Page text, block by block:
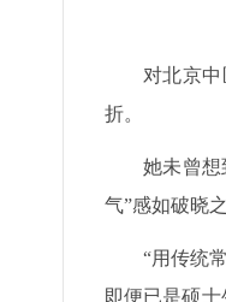
对北京
折。
她未曾想
气”感如破晓
“用传统
即便已是硕